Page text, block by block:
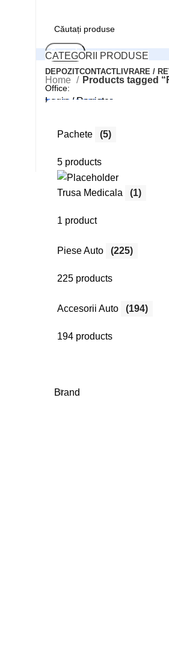
Search
Office:
Tel: 0248/206.512
Comenzi online:
Menu
Login / Register
CATEGORII PRODUSE
DEPOZITCONTACTLIVRARE /
Login / Register
Wishlist
Search
Home Products tagged
Pachete (5)
5 products
Trusa Medicala (1)
1 product
Piese Auto (225)
225 products
Accesorii Auto (194)
194 products
Brand